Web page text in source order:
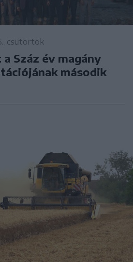
csütörtök
Száz év magány
második